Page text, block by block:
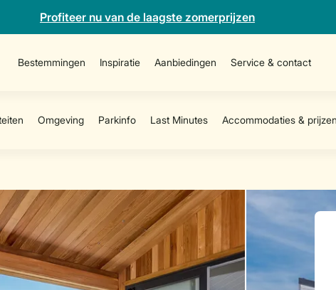
Profiteer nu van de laagste zomerprijzen
Bestemmingen Inspiratie Aanbiedingen Service & contact